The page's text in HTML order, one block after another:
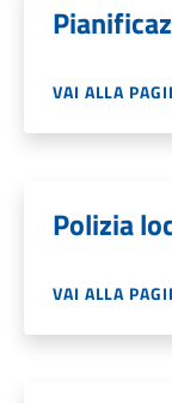
VAI ALLA
Polizia
VAI ALLA